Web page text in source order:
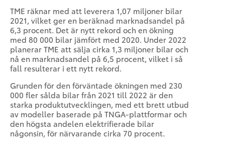
TME räknar med att leverera 1,07 miljoner bilar
2021, vilket ger en beräknad marknadsandel på
6,3 procent. Det är nytt rekord och en ökning
med 80 000 bilar jämfört med 2020. Under 2022
planerar TME att sälja cirka 1,3 miljoner bilar och
nå en marknadsandel på 6,5 procent, vilket i så
fall resulterar i ett nytt rekord.
Grunden för den förväntade ökningen med 230
000 fler sålda bilar från 2021 till 2022 är den
starka produktutvecklingen, med ett brett utbud
av modeller baserade på TNGA-plattformar och
den högsta andelen elektrifierade bilar
någonsin, för närvarande cirka 70 procent.